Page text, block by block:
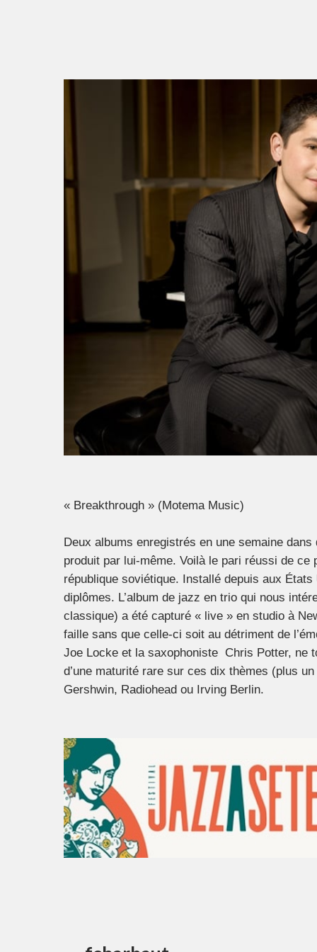
« Breakthrough » (Motema Music)
Deux albums enregistrés en une semaine
produit par lui-même. Voilà le pari réussi de
république soviétique. Installé depuis aux
diplômes. L’album de jazz en trio qui nous
classique) a été capturé « live » en studio à
faille sans que celle-ci soit au détriment de
Joe Locke et la saxophoniste Chris Potter, ne
d’une maturité rare sur ces dix thèmes (plus
Gershwin, Radiohead ou Irving Berlin.